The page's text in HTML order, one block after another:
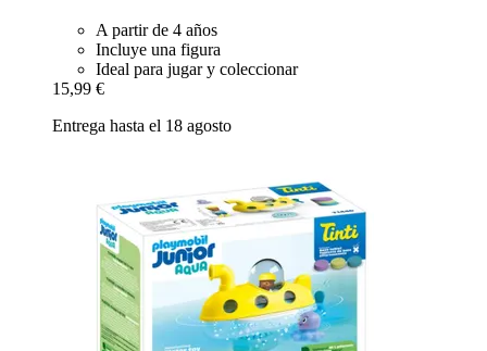
A partir de 4 años
Incluye una figura
Ideal para jugar y coleccionar
15,99 €
Entrega hasta el 18 agosto